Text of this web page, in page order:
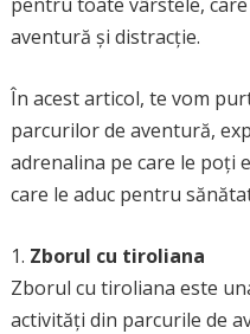
aventură și distracție.
În acest articol, te vom
parcurilor de aventură,
adrenalina pe care le poți
care le aduc pentru
1. Zborul cu tiroliana
Zborul cu tiroliana este
activități din parcurile de